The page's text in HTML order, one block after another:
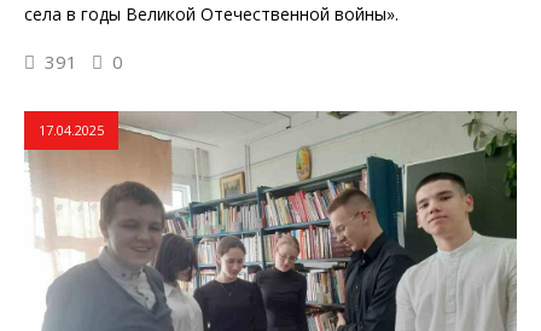
села в годы Великой Отечественной войны».
391 0
17.04.2025